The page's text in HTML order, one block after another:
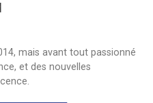
mais avant tout passionné
et des nouvelles